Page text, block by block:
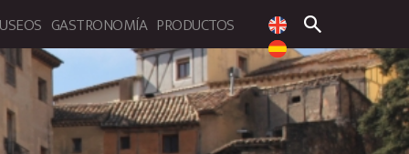
la provincia de Cuenca
GASTRONOMÍA PRODUCTOS